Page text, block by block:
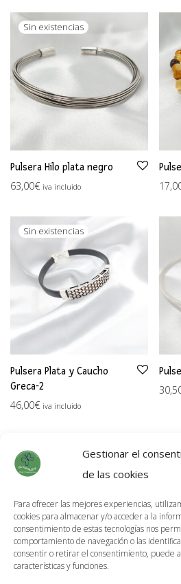
Gestionar el
de las cookies
Para ofrecer las mejores experiencias,
cookies para almacenar y/o acceder a la
consentimiento de estas tecnologías nos
comportamiento de navegación o las
consentir o retirar el consentimiento, puede
características y funciones.
Pulsera Hilo plata negro
63,00€ iva incluido
Pulsera Plata y Caucho
Greca-2
46,00€ iva incluido
Información de Envíos
Política de devoluciones